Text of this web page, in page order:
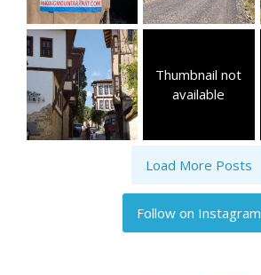
Thumbnail not
available
Load More Posts
Follow on Instagram